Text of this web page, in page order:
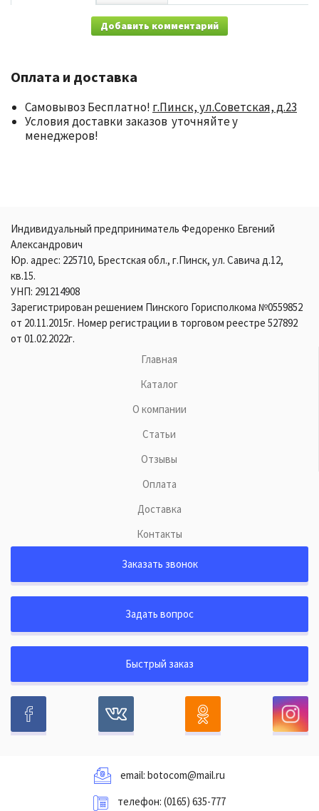
Добавить комментарий
Оплата и доставка
Самовывоз Бесплатно! г.Пинск, ул.Советская, д.23
Условия доставки заказов уточняйте у
менеджеров!
Индивидуальный предприниматель Федоренко Евгений
Александрович
Юр. адрес: 225710, Брестская обл., г.Пинск, ул. Савича д.12,
кв.15.
УНП: 291214908
Зарегистрирован решением Пинского Горисполкома №0559852
от 20.11.2015г. Номер регистрации в торговом реестре 527892
от 01.02.2022г.
Главная
Каталог
О компании
Статьи
Отзывы
Оплата
Доставка
Контакты
Заказать звонок
Задать вопрос
Быстрый заказ
email: botocom@mail.ru
телефон: (0165) 635-777